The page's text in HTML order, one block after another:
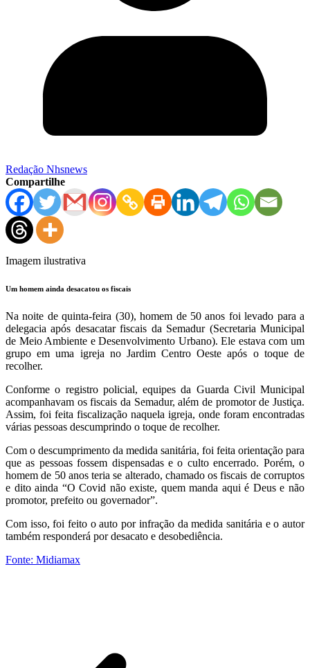
Redação Nhsnews
Compartilhe
Imagem ilustrativa
Um homem ainda desacatou os fiscais
Na noite de quinta-feira (30), homem de 50 anos foi levado para a
delegacia após desacatar fiscais da Semadur (Secretaria Municipal
de Meio Ambiente e Desenvolvimento Urbano). Ele estava com um
grupo em uma igreja no Jardim Centro Oeste após o toque de
recolher.
Conforme o registro policial, equipes da Guarda Civil Municipal
acompanhavam os fiscais da Semadur, além de promotor de Justiça.
Assim, foi feita fiscalização naquela igreja, onde foram encontradas
várias pessoas descumprindo o toque de recolher.
Com o descumprimento da medida sanitária, foi feita orientação para
que as pessoas fossem dispensadas e o culto encerrado. Porém, o
homem de 50 anos teria se alterado, chamado os fiscais de corruptos
e dito ainda “O Covid não existe, quem manda aqui é Deus e não
promotor, prefeito ou governador”.
Com isso, foi feito o auto por infração da medida sanitária e o autor
também responderá por desacato e desobediência.
Fonte: Midiamax